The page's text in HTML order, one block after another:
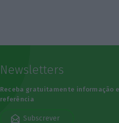
Newsletters
Receba gratuitamente informação
referência
Subscrever